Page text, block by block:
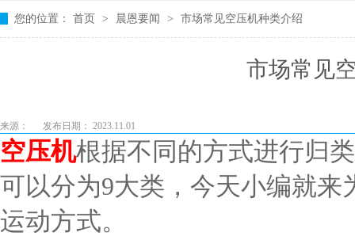
您的位置： 首页 > 晨恩要闻 > 市场常见空压机种类介绍
市场常见
来源： 发布日期： 2023.11.01
空压机根据不同的方式进行归
可以分为9大类，今天小编就
运动方式。